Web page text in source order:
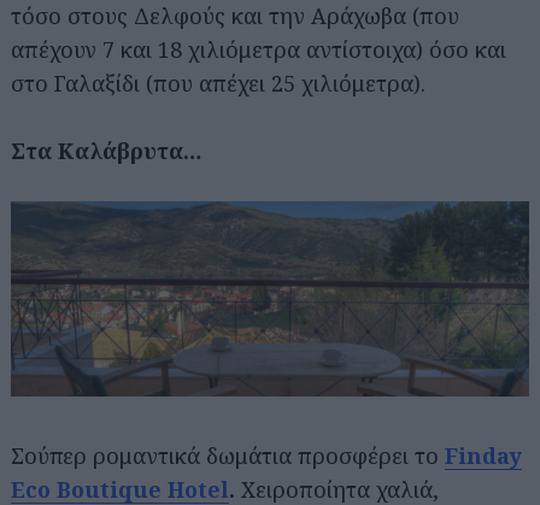
τόσο στους Δελφούς και την Αράχωβα (που
απέχουν 7 και 18 χιλιόμετρα αντίστοιχα) όσο και
στο Γαλαξίδι (που απέχει 25 χιλιόμετρα).
Στα Καλάβρυτα…
Σούπερ ρομαντικά δωμάτια προσφέρει το Finday
Eco Boutique Hotel. Χειροποίητα χαλιά,